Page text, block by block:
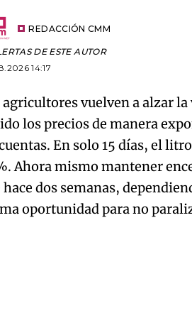
REDACCIÓN CMM
DE ESTE AUTOR
14:17
agricultores vuelven a alzar
los precios de manera
En solo 15 días, el
Ahora mismo mantener
hace dos semanas,
oportunidad para no